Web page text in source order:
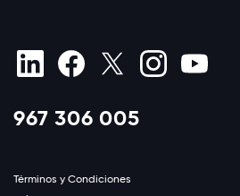
967 306 005
Términos y Condiciones